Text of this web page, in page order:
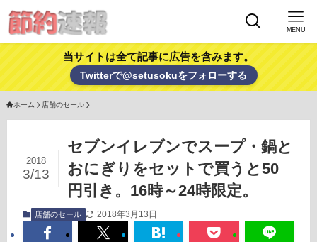
MENU
当サイトは全て記事に広告を含みます。
Twitterで@setusokuをフォローする
ホーム 店舗のセール
セブンイレブンでスープ・鍋と
おにぎりをセットで買うと50
円引き。16時～24時限定。
2018
3/13
店舗のセール 2018年3月13日